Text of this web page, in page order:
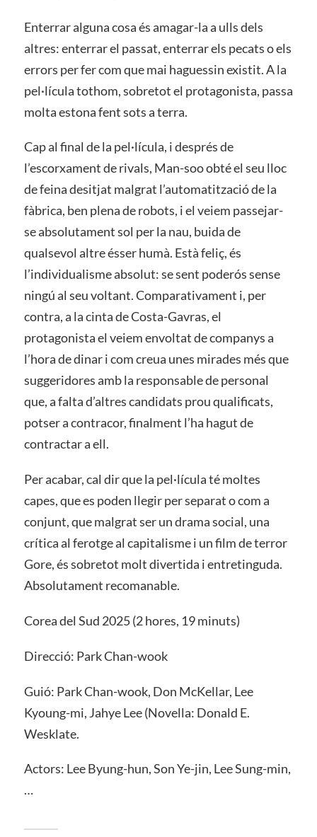
Enterrar alguna cosa és amagar-la a ulls dels
altres: enterrar el passat, enterrar els pecats o els
errors per fer com que mai haguessin existit. A la
pel·lícula tothom, sobretot el protagonista, passa
molta estona fent sots a terra.
Cap al final de la pel·lícula, i després de
l’escorxament de rivals, Man-soo obté el seu lloc
de feina desitjat malgrat l’automatització de la
fàbrica, ben plena de robots, i el veiem passejar-
se absolutament sol per la nau, buida de
qualsevol altre ésser humà. Està feliç, és
l’individualisme absolut: se sent poderós sense
ningú al seu voltant. Comparativament i, per
contra, a la cinta de Costa-Gavras, el
protagonista el veiem envoltat de companys a
l’hora de dinar i com creua unes mirades més que
suggeridores amb la responsable de personal
que, a falta d’altres candidats prou qualificats,
potser a contracor, finalment l’ha hagut de
contractar a ell.
Per acabar, cal dir que la pel·lícula té moltes
capes, que es poden llegir per separat o com a
conjunt, que malgrat ser un drama social, una
crítica al ferotge al capitalisme i un film de terror
Gore, és sobretot molt divertida i entretinguda.
Absolutament recomanable.
Corea del Sud 2025 (2 hores, 19 minuts)
Direcció: Park Chan-wook
Guió: Park Chan-wook, Don McKellar, Lee
Kyoung-mi, Jahye Lee (Novella: Donald E.
Wesklate.
Actors: Lee Byung-hun, Son Ye-jin, Lee Sung-min,
…